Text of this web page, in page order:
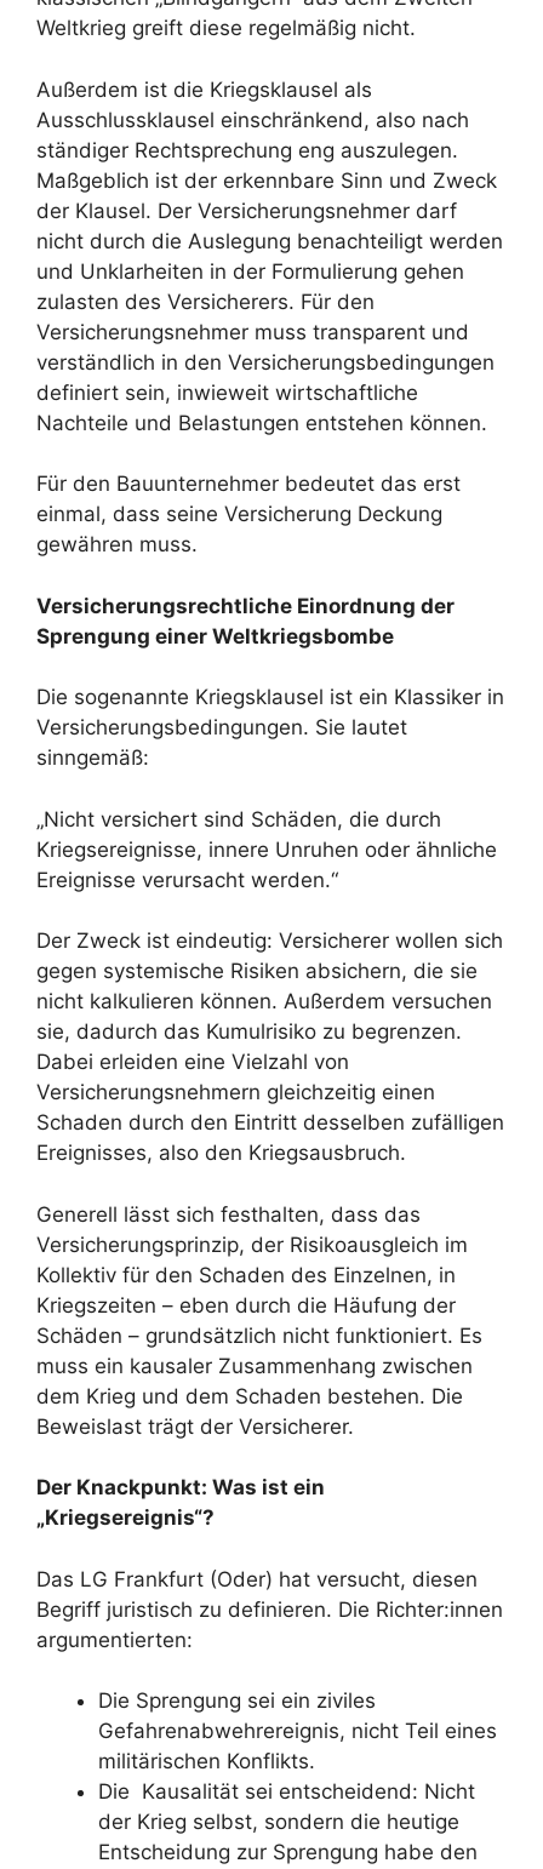
Weltkrieg greift diese regelmäßig nicht.
Außerdem ist die Kriegsklausel als
Ausschlussklausel einschränkend, also nach
ständiger Rechtsprechung eng auszulegen.
Maßgeblich ist der erkennbare Sinn und Zweck
der Klausel. Der Versicherungsnehmer darf
nicht durch die Auslegung benachteiligt werden
und Unklarheiten in der Formulierung gehen
zulasten des Versicherers. Für den
Versicherungsnehmer muss transparent und
verständlich in den Versicherungsbedingungen
definiert sein, inwieweit wirtschaftliche
Nachteile und Belastungen entstehen können.
Für den Bauunternehmer bedeutet das erst
einmal, dass seine Versicherung Deckung
gewähren muss.
Versicherungsrechtliche Einordnung der
Sprengung einer Weltkriegsbombe
Die sogenannte Kriegsklausel ist ein Klassiker in
Versicherungsbedingungen. Sie lautet
sinngemäß:
„Nicht versichert sind Schäden, die durch
Kriegsereignisse, innere Unruhen oder ähnliche
Ereignisse verursacht werden.“
Der Zweck ist eindeutig: Versicherer wollen sich
gegen systemische Risiken absichern, die sie
nicht kalkulieren können. Außerdem versuchen
sie, dadurch das Kumulrisiko zu begrenzen.
Dabei erleiden eine Vielzahl von
Versicherungsnehmern gleichzeitig einen
Schaden durch den Eintritt desselben zufälligen
Ereignisses, also den Kriegsausbruch.
Generell lässt sich festhalten, dass das
Versicherungsprinzip, der Risikoausgleich im
Kollektiv für den Schaden des Einzelnen, in
Kriegszeiten – eben durch die Häufung der
Schäden – grundsätzlich nicht funktioniert. Es
muss ein kausaler Zusammenhang zwischen
dem Krieg und dem Schaden bestehen. Die
Beweislast trägt der Versicherer.
Der Knackpunkt: Was ist ein
„Kriegsereignis“?
Das LG Frankfurt (Oder) hat versucht, diesen
Begriff juristisch zu definieren. Die Richter:innen
argumentierten:
Die Sprengung sei ein ziviles
Gefahrenabwehrereignis, nicht Teil eines
militärischen Konflikts.
Die Kausalität sei entscheidend: Nicht
der Krieg selbst, sondern die heutige
Entscheidung zur Sprengung habe den